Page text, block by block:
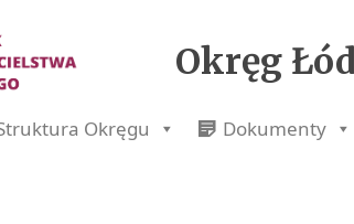
Okręg
Okręgu Dokumenty